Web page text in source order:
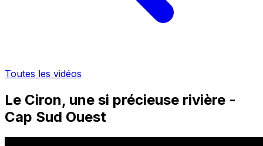
Toutes les vidéos
Le Ciron, une si précieuse rivière -
Cap Sud Ouest